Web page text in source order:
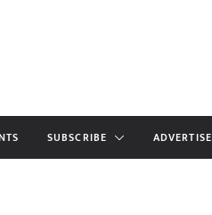
SUBSCRIBE ADVERTISE